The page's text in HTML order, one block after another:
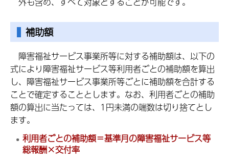
補助額
障害福祉サービス事業所等に対する補助額は、以下の
式により障害福祉サービス等利用者ごとの補助額を算出
し、障害福祉サービス事業所等ごとに補助額を合計する
ことで確定することとします。なお、利用者ごとの補助
額の算出に当たっては、1円未満の端数は切り捨てとし
ます。
利用者ごとの補助額＝基準月の障害福祉サービス等
総報酬×交付率